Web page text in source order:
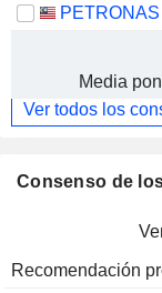
Media
Ver todos los
Consenso de
Recomendación